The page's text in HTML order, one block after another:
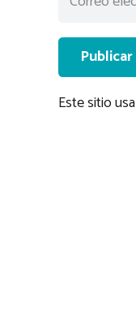
Este sitio